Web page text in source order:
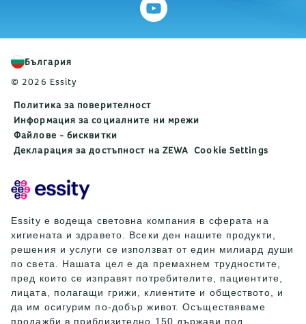
България
© 2026 Essity
Политика за поверителност
Информация за социалните ни мрежи
Файлове - бисквитки
Декларация за достъпност на ZEWA Cookie Settings
Essity е водеща световна компания в сферата на
хигиената и здравето. Всеки ден нашите продукти,
решения и услуги се използват от един милиард души
по света. Нашата цел е да премахнем трудностите,
пред които се изправят потребителите, пациентите,
лицата, полагащи грижи, клиентите и обществото, и
да им осигурим по-добър живот. Осъществяваме
продажби в приблизително 150 държави под